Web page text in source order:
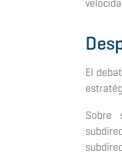
El
Sobre